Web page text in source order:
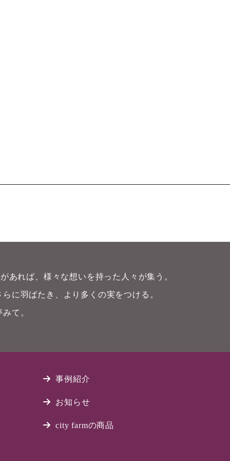
あれば、様々な想いを持った人々が集う。
に羽ばたき、より多くの実をつける。
て。
事例紹介
お知らせ
city farmの商品